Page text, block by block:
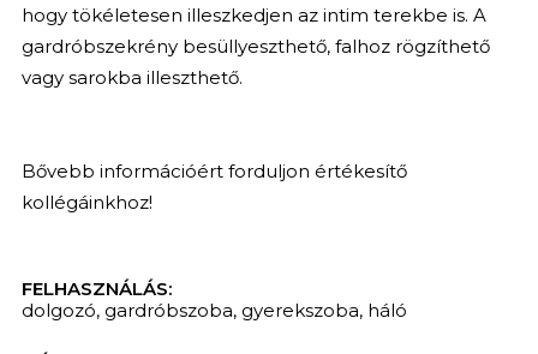
hogy tökéletesen illeszkedjen az intim terekbe is. A
gardróbszekrény besüllyeszthető, falhoz rögzíthető
vagy sarokba illeszthető.
Bővebb információért forduljon értékesítő
kollégáinkhoz!
FELHASZNÁLÁS:
dolgozó, gardróbszoba, gyerekszoba, háló